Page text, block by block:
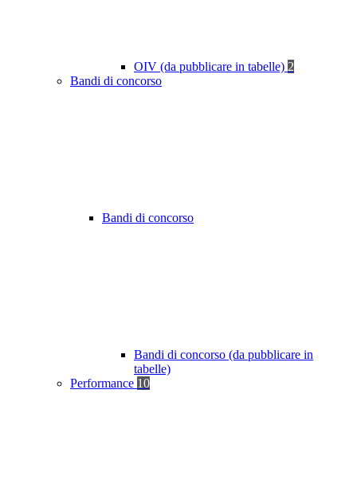
OIV (da pubblicare in tabelle) 2
Bandi di concorso
Bandi di concorso
Bandi di concorso (da pubblicare in
tabelle)
Performance 10